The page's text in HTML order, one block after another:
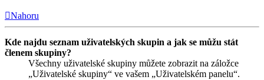
Nahoru
Kde najdu seznam uživatelských skupin a jak se můžu stát
členem skupiny?
Všechny uživatelské skupiny můžete zobrazit na záložce
„Uživatelské skupiny“ ve vašem „Uživatelském panelu“.